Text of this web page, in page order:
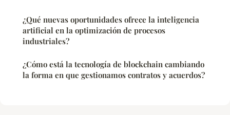
¿Qué nuevas oportunidades ofrece la inteligencia
artificial en la optimización de procesos
industriales?
¿Cómo está la tecnología de blockchain cambiando
la forma en que gestionamos contratos y acuerdos?